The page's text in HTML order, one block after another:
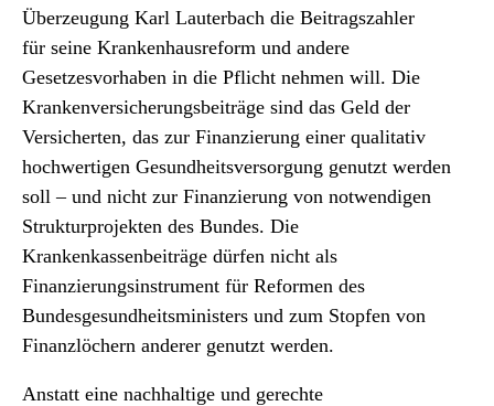
Überzeugung Karl Lauterbach die Beitragszahler
für seine Krankenhausreform und andere
Gesetzesvorhaben in die Pflicht nehmen will. Die
Krankenversicherungsbeiträge sind das Geld der
Versicherten, das zur Finanzierung einer qualitativ
hochwertigen Gesundheitsversorgung genutzt werden
soll – und nicht zur Finanzierung von notwendigen
Strukturprojekten des Bundes. Die
Krankenkassenbeiträge dürfen nicht als
Finanzierungsinstrument für Reformen des
Bundesgesundheitsministers und zum Stopfen von
Finanzlöchern anderer genutzt werden.
Anstatt eine nachhaltige und gerechte